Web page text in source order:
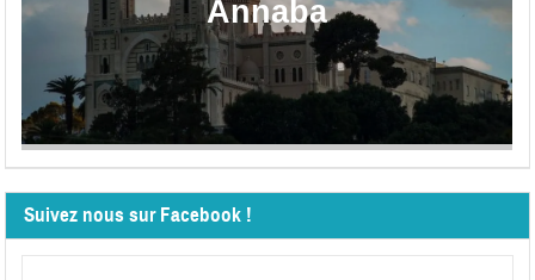
Annaba
Suivez nous sur Facebook !